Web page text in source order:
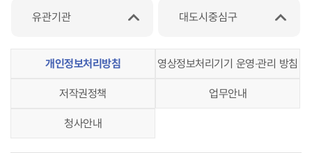
유관기관 대도시중심구
개인정보처리방침 영상정보처리기기 운영‧관리 방침
저작권정책 업무안내
청사안내